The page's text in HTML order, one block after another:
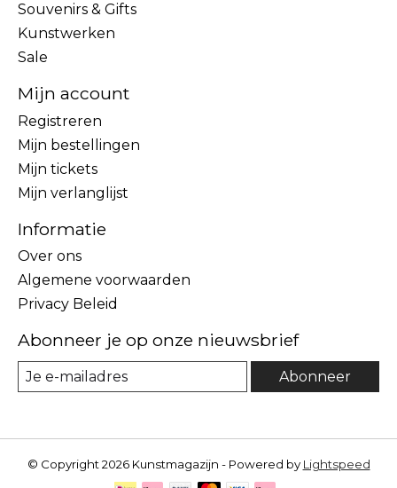
Souvenirs & Gifts
Kunstwerken
Sale
Mijn account
Registreren
Mijn bestellingen
Mijn tickets
Mijn verlanglijst
Informatie
Over ons
Algemene voorwaarden
Privacy Beleid
Abonneer je op onze nieuwsbrief
Abonneer
© Copyright 2026 Kunstmagazijn - Powered by Lightspeed